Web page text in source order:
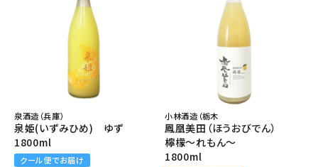
泉酒造（兵庫）
泉姫(いずみひめ) ゆず
1800ml
クール便でお届け
小林酒造（栃木
鳳凰美田（ほうおびでん）
檸檬～れもん～
1800ml